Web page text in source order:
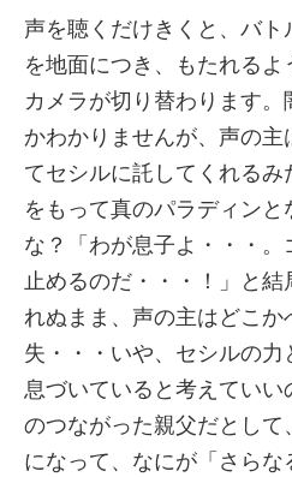
声を聴くだけきくと、バト
を地面につき、もたれる
カメラが切り替わります
かわかりませんが、声の主
てセシルに託してくれる
をもって真のパラディン
な？「わが息子よ・・・。
止めるのだ・・・！」と結
れぬまま、声の主はどこか
失・・・いや、セシルの
息づいていると考えていい
のつながった親父だとして
になって、なにが「さら